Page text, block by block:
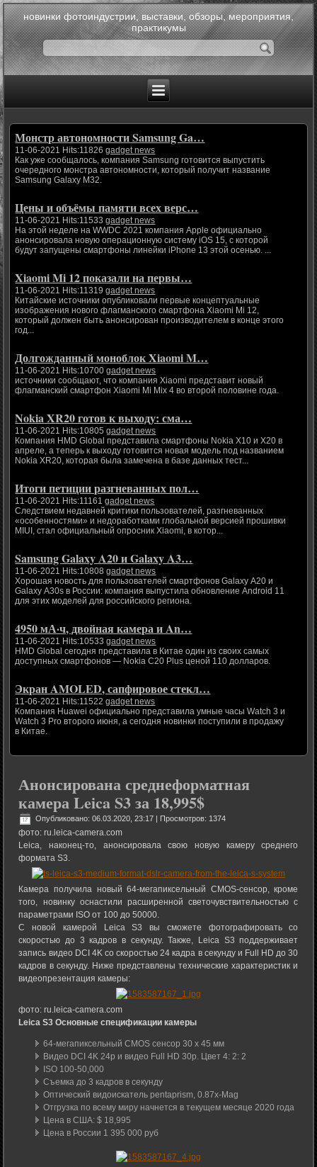
новинки фотоиндустрии, выставки, обзоры, мероприятия,
практикумы
Монстр автономности Samsung Ga…
11-06-2021 Hits:11826gadget news
Как уже сообщалось, компания Samsung готовится выпустить
очередного монстра автономности, который получит название
Samsung Galaxy M32.
Цены и объёмы памяти всех верс…
11-06-2021 Hits:11533gadget news
На этой неделе на WWDC 2021 компания Apple официально
анонсировала новую операционную систему iOS 15, с которой
будут запущены смартфоны линейки iPhone 13 этой осенью. ...
Xiaomi Mi 12 показали на первы…
11-06-2021 Hits:11319gadget news
Китайские источники опубликовали первые концептуальные
изображения нового флагманского смартфона Xiaomi Mi 12,
который должен быть анонсирован производителем в конце этого
год...
Долгожданный моноблок Xiaomi M…
11-06-2021 Hits:10700gadget news
источники сообщают, что компания Xiaomi представит новый
флагманский смартфон Xiaomi Mi Mix 4 во второй половине года.
Nokia XR20 готов к выходу: сма…
11-06-2021 Hits:10805gadget news
Компания HMD Global представила смартфоны Nokia X10 и X20 в
апреле, а теперь к выходу готовится новая модель под названием
Nokia XR20, которая была замечена в базе данных тест...
Итоги петиции разгневанных пол…
11-06-2021 Hits:11161gadget news
Следствием недавней критики пользователей, разгневанных
«особенностями» и недоработками глобальной версией прошивки
MIUI, стал официальный опросник Xiaomi, в котор...
Samsung Galaxy A20 и Galaxy A3…
11-06-2021 Hits:10808gadget news
Хорошая новость для пользователей смартфонов Galaxy A20 и
Galaxy A30s в России: компания выпустила обновление Android 11
для этих моделей для российского региона.
4950 мА·ч, двойная камера и An…
11-06-2021 Hits:10533gadget news
HMD Global сегодня представила в Китае один из своих самых
доступных смартфонов — Nokia C20 Plus ценой 110 долларов.
Экран AMOLED, сапфировое стекл…
11-06-2021 Hits:11522gadget news
Компания Huawei официально представила умные часы Watch 3 и
Watch 3 Pro второго июня, а сегодня новинки поступили в продажу
в Китае.
Анонсирована среднеформатная
камера Leica S3 за 18,995$
Опубликовано: 06.03.2020, 23:17 | Просмотров: 1374
фото: ru.leica-camera.com
Leica, наконец-то, анонсировала свою новую камеру среднего
формата S3.
Камера получила новый 64-мегапиксельный CMOS-сенсор, кроме
того, новинку оснастили расширенной светочувствительностью с
параметрами ISO от 100 до 50000.
С новой камерой Leica S3 вы сможете фотографировать со
скоростью до 3 кадров в секунду. Также, Leica S3 поддерживает
запись видео DCI 4K со скоростью 24 кадра в секунду и Full HD до 30
кадров в секунду. Ниже представлены технические характеристик и
видеопрезентация камеры:
фото: ru.leica-camera.com
Leica S3 Основные спецификации камеры
64-мегапиксельный CMOS сенсор 30 x 45 мм
Видео DCI 4K 24р и видео Full HD 30р. Цвет 4: 2: 2
ISO 100-50,000
Съемка до 3 кадров в секунду
Оптический видоискатель pentaprism, 0.87x-Mag
Отгрузка по всему миру начнется в текущем месяце 2020 года
Цена в США: $ 18,995
Цена в России 1 395 000 руб